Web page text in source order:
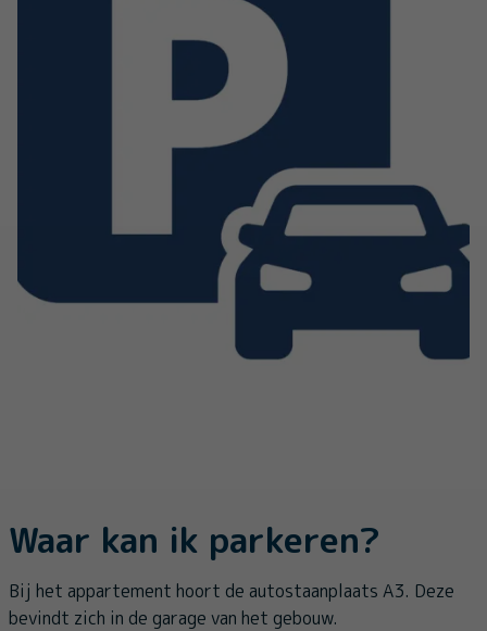
Waar kan ik parkeren?
Bij het appartement hoort de autostaanplaats A3. Deze
bevindt zich in de garage van het gebouw.